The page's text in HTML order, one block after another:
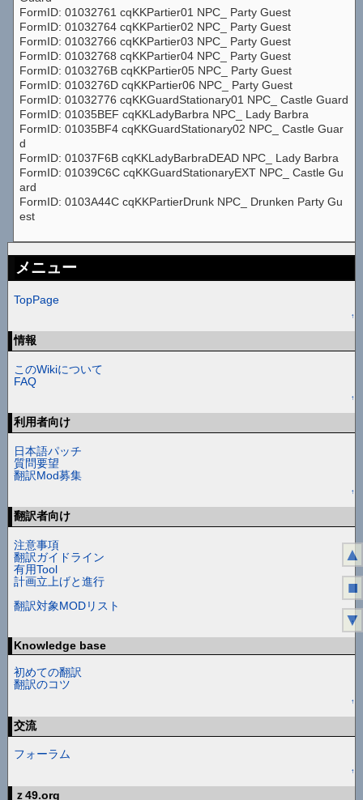
FormID: 01032761 cqKKPartier01 NPC_ Party Guest
FormID: 01032764 cqKKPartier02 NPC_ Party Guest
FormID: 01032766 cqKKPartier03 NPC_ Party Guest
FormID: 01032768 cqKKPartier04 NPC_ Party Guest
FormID: 0103276B cqKKPartier05 NPC_ Party Guest
FormID: 0103276D cqKKPartier06 NPC_ Party Guest
FormID: 01032776 cqKKGuardStationary01 NPC_ Castle Guard
FormID: 01035BEF cqKKLadyBarbra NPC_ Lady Barbra
FormID: 01035BF4 cqKKGuardStationary02 NPC_ Castle Guar
d
FormID: 01037F6B cqKKLadyBarbraDEAD NPC_ Lady Barbra
FormID: 01039C6C cqKKGuardStationaryEXT NPC_ Castle Gu
ard
FormID: 0103A44C cqKKPartierDrunk NPC_ Drunken Party Gu
est
メニュー
TopPage
↑
情報
このWikiについて
FAQ
↑
利用者向け
日本語パッチ
質問要望
翻訳Mod募集
↑
翻訳者向け
注意事項
翻訳ガイドライン
有用Tool
計画立上げと進行
翻訳対象MODリスト
↑
Knowledge base
初めての翻訳
翻訳のコツ
↑
交流
フォーラム
↑
ｚ49.org
▲
■
▼